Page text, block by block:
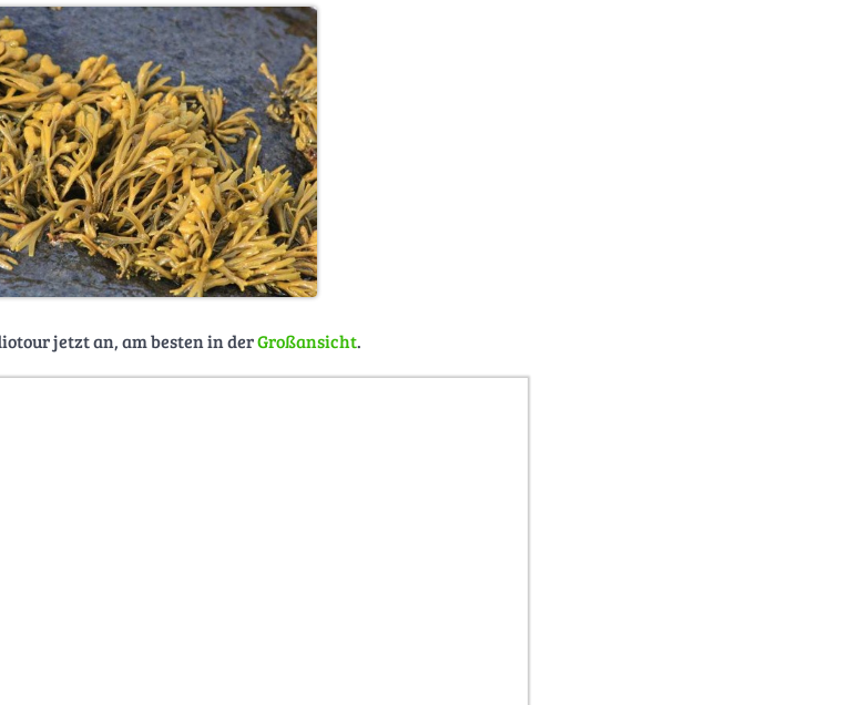
jetzt an, am besten in derGroßansicht.